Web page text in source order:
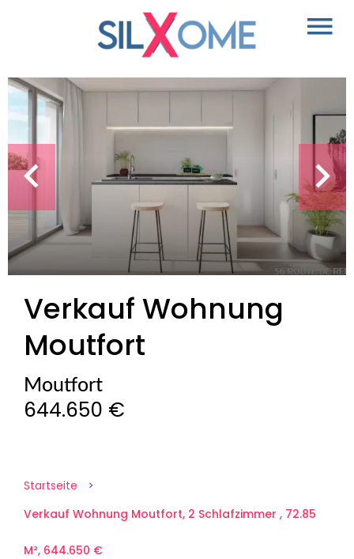
Verkauf Wohnung
Moutfort
Moutfort
644.650 €
Startseite
Verkauf Wohnung Moutfort, 2 Schlafzimmer , 72.85
M², 644.650 €